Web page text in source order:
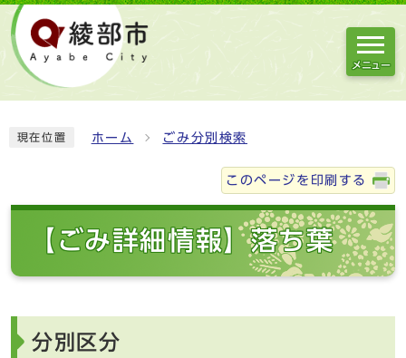
メニュー
現在位置 ホーム ごみ分別検索
このページを印刷する
【ごみ詳細情報】落ち葉
分別区分